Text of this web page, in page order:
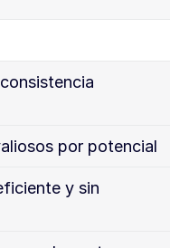
por potencial
y sin